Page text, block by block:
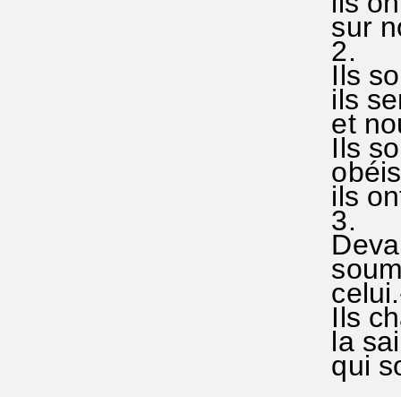
sur
2.
Ils
ils
et
Ils
ils
3.
Ils
la
qui